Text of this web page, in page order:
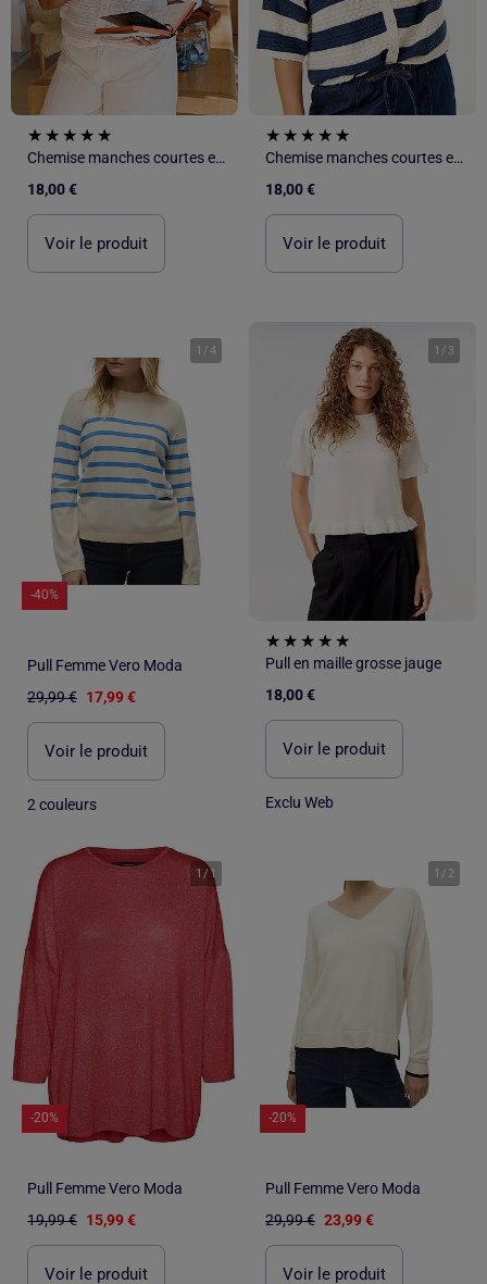
Chemise manches courtes en maille crochet
18,00 €
Voir le produit
Chemise manches courtes en maille crochet
18,00 €
Voir le produit
1 /4
-40%
Pull Femme Vero Moda
29,99 € 17,99 €
Voir le produit
2 couleurs
1 / 3
Pull en maille grosse jauge
18,00 €
Voir le produit
Exclu Web
1 / 1
-20%
Pull Femme Vero Moda
19,99 € 15,99 €
Voir le produit
1 / 2
-20%
Pull Femme Vero Moda
29,99 € 23,99 €
Voir le produit